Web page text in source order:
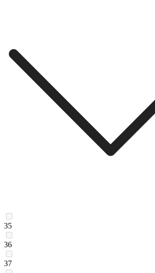
35
36
37